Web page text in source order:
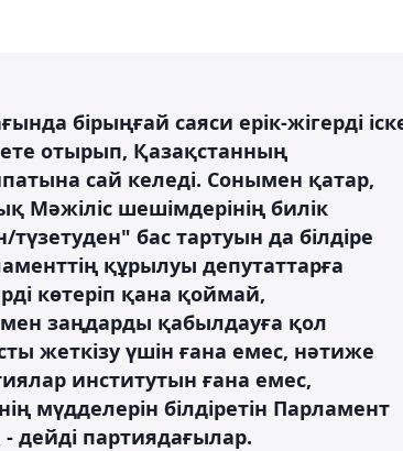
бірыңғай саяси ерік-жігерді
отырып, Қазақстанның
сай келеді. Сонымен қатар,
Мәжіліс шешімдерінің билік
бас тартуын да білдіре
құрылуы депутаттарға
көтеріп қана қоймай,
мен заңдарды қабылдауға қол
жеткізу үшін ғана емес, нәтиже
институтын ғана емес,
мүдделерін білдіретін Парламент
дейді партиядағылар.